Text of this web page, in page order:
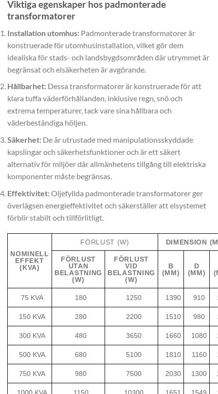
Viktiga egenskaper hos padmonterade
transformatorer
Installation utomhus: Padmonterade transformatorer är
konstruerade för utomhusinstallation, vilket gör dem
idealiska för stads- och landsbygdsområden där utrymmet är
begränsat och elsäkerheten är avgörande.
Hållbarhet: Dessa transformatorer är konstruerade för att
klara tuffa väderförhållanden, inklusive regn, snö och
extrema temperaturer, tack vare sina hållbara och
väderbeständiga höljen.
Säkerhet: De är utrustade med manipulationsskyddade
kapslingar och säkerhetsfunktioner och är ett säkert
alternativ för miljöer där allmänhetens tillgång till elektriska
komponenter måste begränsas.
Effektivitet:Oljefyllda padmonterade transformatorer ger
överlägsen energieffektivitet och säkerställer att elsystemet
förblir stabilt och tillförlitligt.
NOMINELL
EFFEKT
(KVA)
FÖRLUST (W) DIMENSION
FÖRLUST
UTAN
BELASTNING
(W)
FÖRLUST
VID
BELASTNING
(W)
B
(MM)
D
(MM)
75 KVA 180 1250 1390 910
150 KVA 280 2200 1510 980
300 KVA 480 3650 1660 1080
500 KVA 680 5100 1810 1160
750 KVA 980 7500 2030 1300